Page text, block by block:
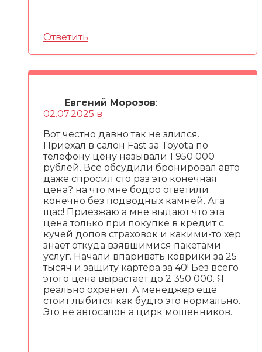
Ответить
Евгений Морозов:
02.07.2025 в
Вот честно давно так не злился.
Приехал в салон Fast за Toyota по
телефону цену называли 1 950 000
рублей. Всё обсудили бронировал авто
даже спросил сто раз это конечная
цена? на что мне бодро ответили
конечно без подводных камней. Ага
щас! Приезжаю а мне выдают что эта
цена только при покупке в кредит с
кучей допов страховок и какими-то хер
знает откуда взявшимися пакетами
услуг. Начали впаривать коврики за 25
тысяч и защиту картера за 40! Без всего
этого цена вырастает до 2 350 000. Я
реально охренел. А менеджер ещё
стоит лыбится как будто это нормально.
Это не автосалон а цирк мошенников.